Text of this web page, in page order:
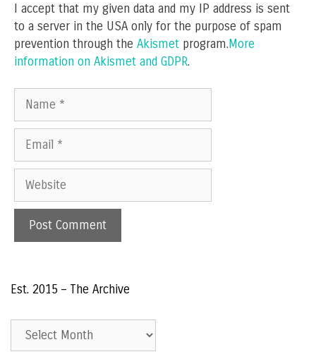
I accept that my given data and my IP address is sent
to a server in the USA only for the purpose of spam
prevention through the Akismet program.More
information on Akismet and GDPR.
Name
Email
Website
Est. 2015 – The Archive
Est.